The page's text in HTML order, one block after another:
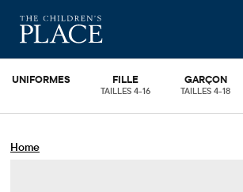
UNIFORMES FILLE
TAILLES 4-16
GARÇON
TAILLES 4-18
Home